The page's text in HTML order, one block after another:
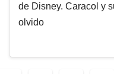
de Disney. Caracol y
olvido